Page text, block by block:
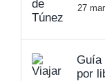
27
Guía
por